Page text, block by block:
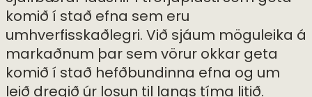
komið í stað efna sem eru
umhverfisskaðlegri. Við sjáum möguleika á
markaðnum þar sem vörur okkar geta
komið í stað hefðbundinna efna og um